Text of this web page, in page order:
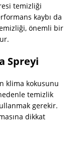
temizliği
kaybı da
önemli bir
Spreyi
klima kokusunu
temizlik
gerekir.
dikkat